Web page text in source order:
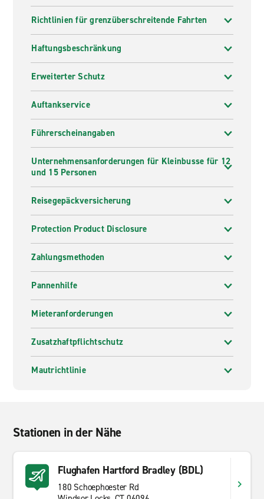
Richtlinien für grenzüberschreitende Fahrten
Haftungsbeschränkung
Erweiterter Schutz
Auftankservice
Führerscheinangaben
Unternehmensanforderungen für Kleinbusse für 12
und 15 Personen
Reisegepäckversicherung
Protection Product Disclosure
Zahlungsmethoden
Pannenhilfe
Mieteranforderungen
Zusatzhaftpflichtschutz
Mautrichtlinie
Stationen in der Nähe
Flughafen Hartford Bradley (BDL)
180 Schoephoester Rd